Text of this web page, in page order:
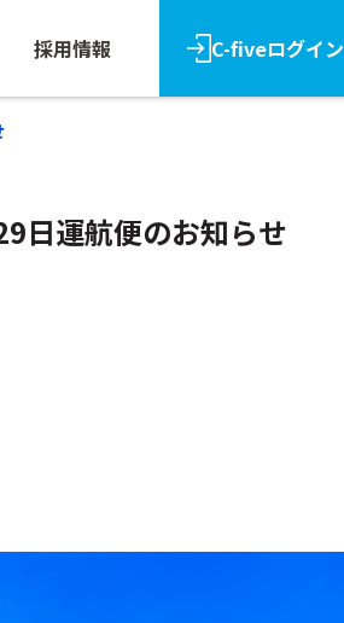
リリース
採用情報 C-fiveログイン
日運航便のお知らせ